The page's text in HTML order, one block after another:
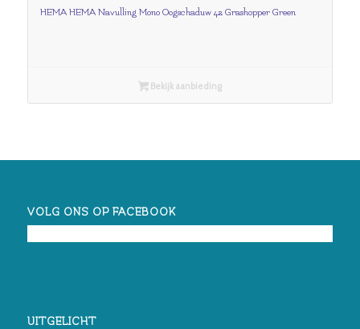
HEMA HEMA Navulling Mono Oogschaduw 42 Grashopper Green
Bekijk aanbieding
VOLG ONS OP FACEBOOK
UITGELICHT